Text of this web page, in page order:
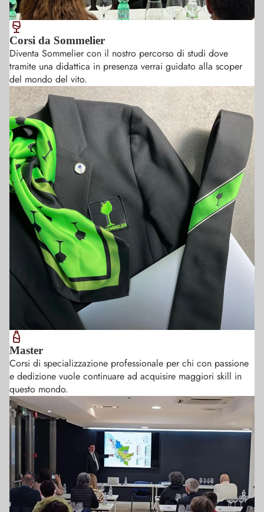
Corsi da Sommelier
Diventa Sommelier con il nostro percorso di studi dove
tramite una didattica in presenza verrai guidato alla scoper
del mondo del vito.
Master
Corsi di specializzazione professionale per chi con passione
e dedizione vuole continuare ad acquisire maggiori skill in
questo mondo.